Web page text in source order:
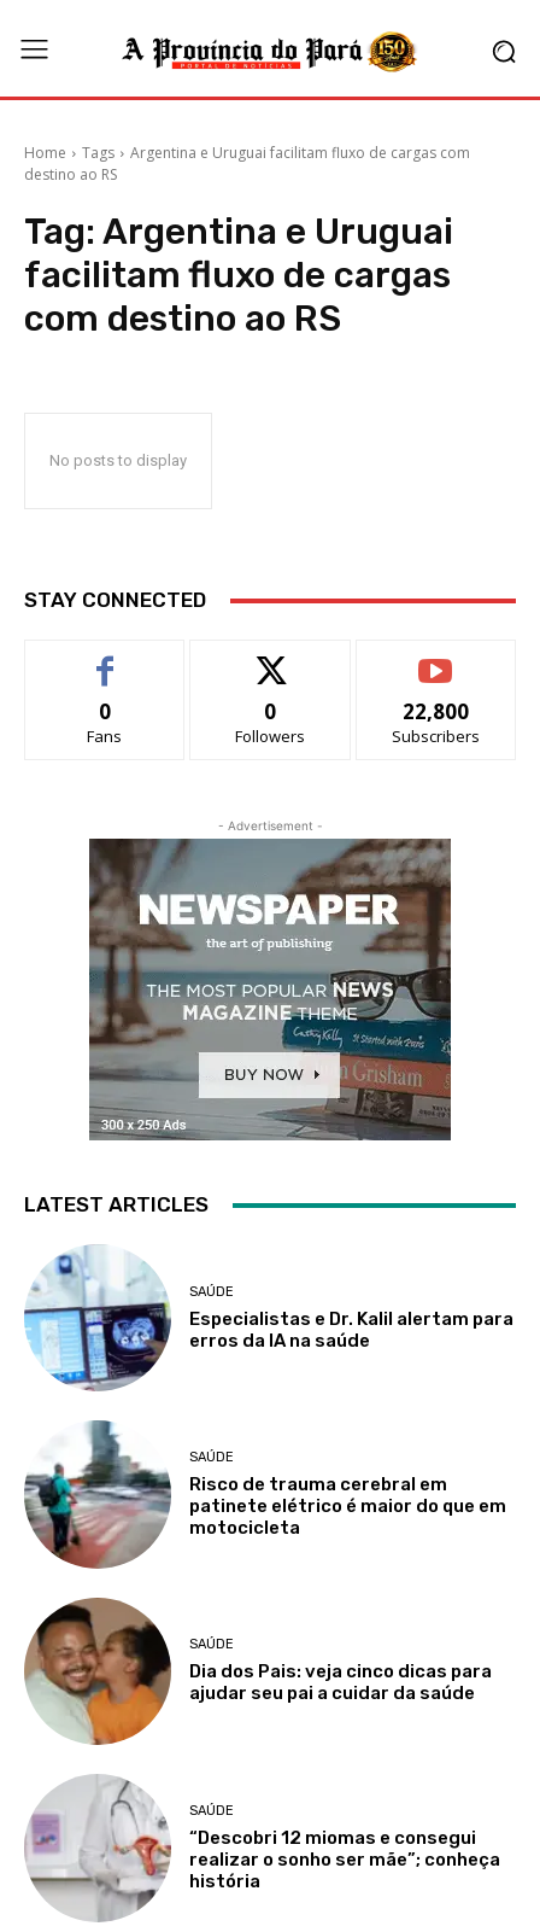
Home Tags
Argentina e Uruguai facilitam fluxo de cargas com
destino ao RS
Tag: Argentina e Uruguai
facilitam fluxo de cargas
com destino ao RS
No posts to display
STAY CONNECTED
0
Fans
0
Followers
22,800
Subscribers
- Advertisement -
LATEST ARTICLES
SAÚDE
Especialistas e Dr. Kalil alertam para
erros da IA na saúde
SAÚDE
Risco de trauma cerebral em
patinete elétrico é maior do que em
motocicleta
SAÚDE
Dia dos Pais: veja cinco dicas para
ajudar seu pai a cuidar da saúde
SAÚDE
“Descobri 12 miomas e consegui
realizar o sonho ser mãe”; conheça
história